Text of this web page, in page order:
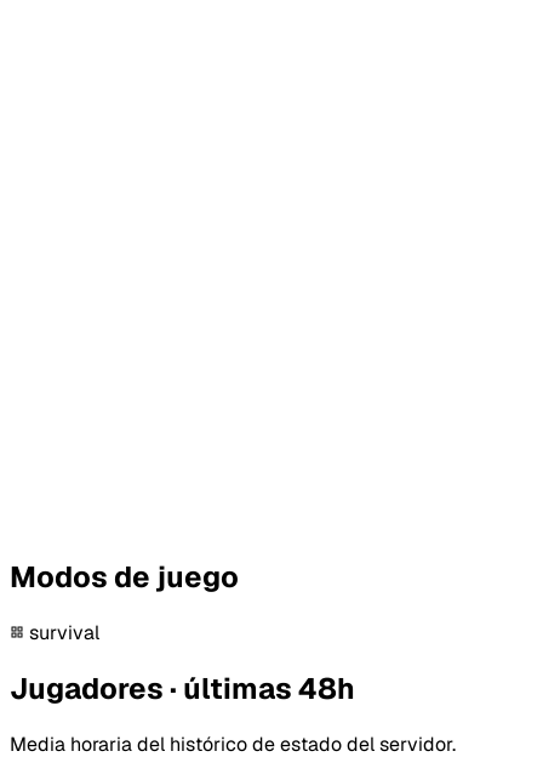
Modos de juego
survival
Jugadores · últimas 48h
Media horaria del histórico de estado del servidor.